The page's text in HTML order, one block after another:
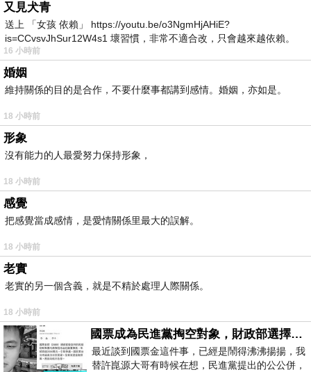
又見犬青
送上 「女孩 依賴」 https://youtu.be/o3NgmHjAHiE?
is=CCvsvJhSur12W4s1 壞習慣，非常不適合改，只會越來越依賴。
我害怕的
16 小時前
婚姻
維持關係的目的是合作，不要什麼事都講到感情。婚姻，亦如是。
18 小時前
形象
沒有能力的人最愛努力保持形象，
18 小時前
感覺
把感覺當成感情，是愛情關係里最大的誤解。
18 小時前
老實
老實的另一個含義，就是不精於處理人際關係。
18 小時前
國票成為民進黨掏空對象，財政部選擇性失憶
最近談到國票金這件事，已經是鬧得沸沸揚揚，我
替許崑源大哥有時候在想，民進黨提出的公公併，